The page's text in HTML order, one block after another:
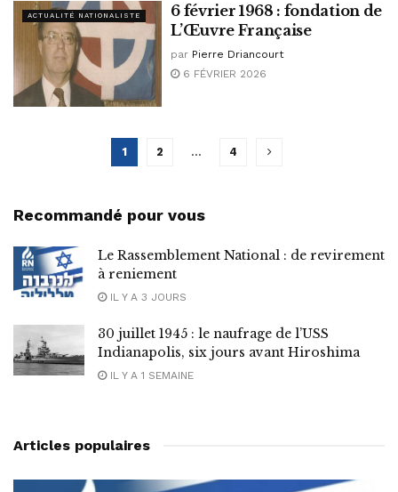
ACTUALITÉ NATIONALISTE
6 février 1968 : fondation de
L’Œuvre Française
par Pierre Driancourt
6 FÉVRIER 2026
1 2 … 4
Recommandé pour vous
Le Rassemblement National : de revirement
à reniement
IL Y A 3 JOURS
30 juillet 1945 : le naufrage de l’USS
Indianapolis, six jours avant Hiroshima
IL Y A 1 SEMAINE
Articles populaires